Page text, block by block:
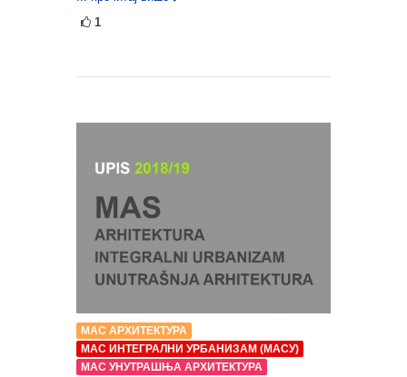
1
МАС АРХИТЕКТУРА
МАС ИНТЕГРАЛНИ УРБАНИЗАМ (МАСУ)
МАС УНУТРАШЊА АРХИТЕКТУРА